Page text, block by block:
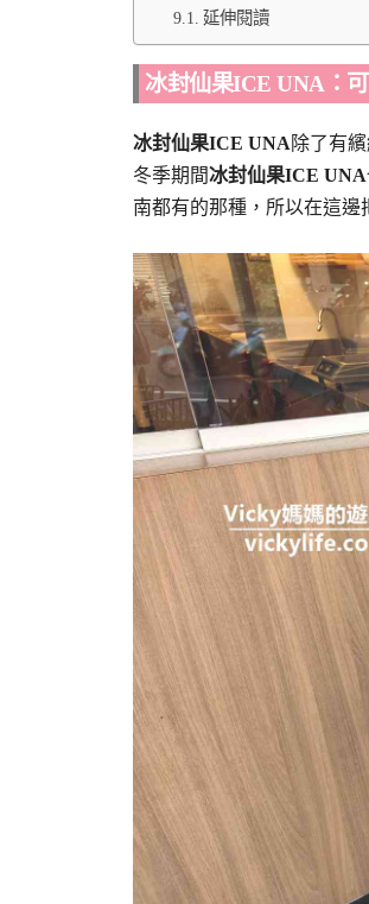
延伸閱讀
冰封仙果ICE UNA：
冰封仙果ICE UNA除了有
冬季期間冰封仙果ICE UNA
南都有的那種，所以在這邊